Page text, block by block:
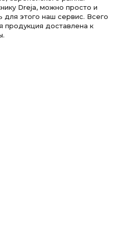
Dreja, можно просто и
для этого наш сервис. Всего
продукция доставлена к